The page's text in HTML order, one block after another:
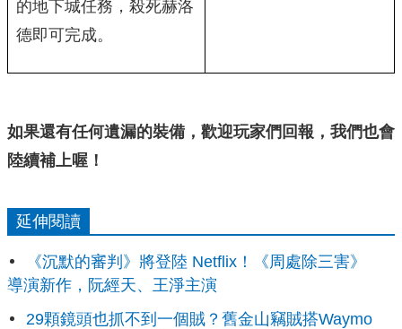
的地下城任務，殺死赫洛
德即可完成。
如果還有任何遺漏的裝備，歡迎玩家們回報，我們也會
陸續補上喔！
延伸閱讀
《沉默的審判》將登陸 Netflix！《周處除三害》
導演新作，阮經天、王淨主演
29顆鏡頭也抓不到一個賊？舊金山竊賊搭Waymo